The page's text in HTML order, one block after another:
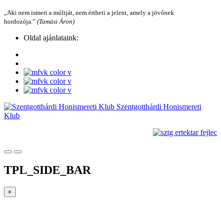
„Aki nem ismeri a múltját, nem értheti a jelent, amely a jövőnek
hordozója.” (Tamási Áron)
Oldal ajánlataink:
Szentgotthárdi Honismereti
Klub
TPL_SIDE_BAR
×